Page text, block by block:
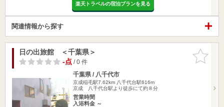
楽天トラベルの宿泊プランを見る
関連情報から探す
お気に入
りに追加
日の出旅館 ＜千葉県＞
-点/ 0 件
千葉県 / 八千代市
京成稲毛駅7.62km 八千代台駅616m
京成 八千代台駅より徒歩にて約８分
営業時間
入浴料金 ～